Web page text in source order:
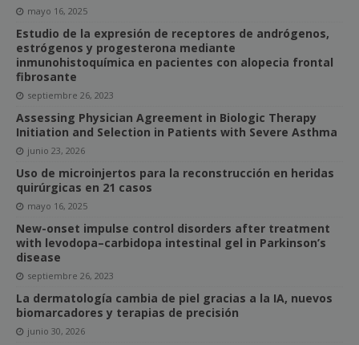
mayo 16, 2025
Estudio de la expresión de receptores de andrógenos,
estrógenos y progesterona mediante
inmunohistoquímica en pacientes con alopecia frontal
fibrosante
septiembre 26, 2023
Assessing Physician Agreement in Biologic Therapy
Initiation and Selection in Patients with Severe Asthma
junio 23, 2026
Uso de microinjertos para la reconstrucción en heridas
quirúrgicas en 21 casos
mayo 16, 2025
New-onset impulse control disorders after treatment
with levodopa–carbidopa intestinal gel in Parkinson’s
disease
septiembre 26, 2023
La dermatología cambia de piel gracias a la IA, nuevos
biomarcadores y terapias de precisión
junio 30, 2026